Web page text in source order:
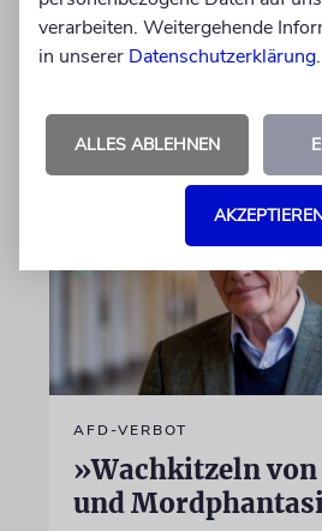
dem Produkt beteiligt ist
AFD-VERBOT
»Wachkitzeln
und
verarbeiten. Weitergehende
in unserer Datenschutzerklärung.
ALLES ABLEHNEN